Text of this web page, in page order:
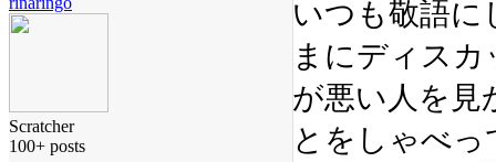
Scratcher
100+ posts
いつも敬語
まにディス
が悪い人を見
とをしゃべっ